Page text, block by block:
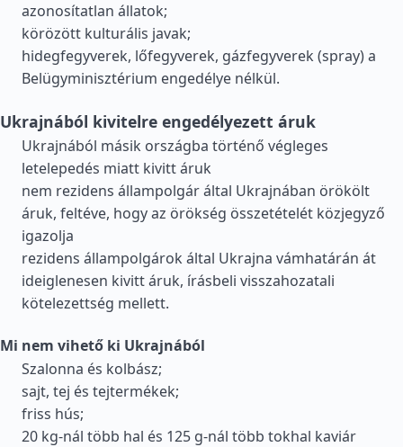
azonosítatlan állatok;
körözött kulturális javak;
hidegfegyverek, lőfegyverek, gázfegyverek (spray) a
Belügyminisztérium engedélye nélkül.
Ukrajnából kivitelre engedélyezett áruk
Ukrajnából másik országba történő végleges
letelepedés miatt kivitt áruk
nem rezidens állampolgár által Ukrajnában örökölt
áruk, feltéve, hogy az örökség összetételét közjegyző
igazolja
rezidens állampolgárok által Ukrajna vámhatárán át
ideiglenesen kivitt áruk, írásbeli visszahozatali
kötelezettség mellett.
Mi nem vihető ki Ukrajnából
Szalonna és kolbász;
sajt, tej és tejtermékek;
friss hús;
20 kg-nál több hal és 125 g-nál több tokhal kaviár